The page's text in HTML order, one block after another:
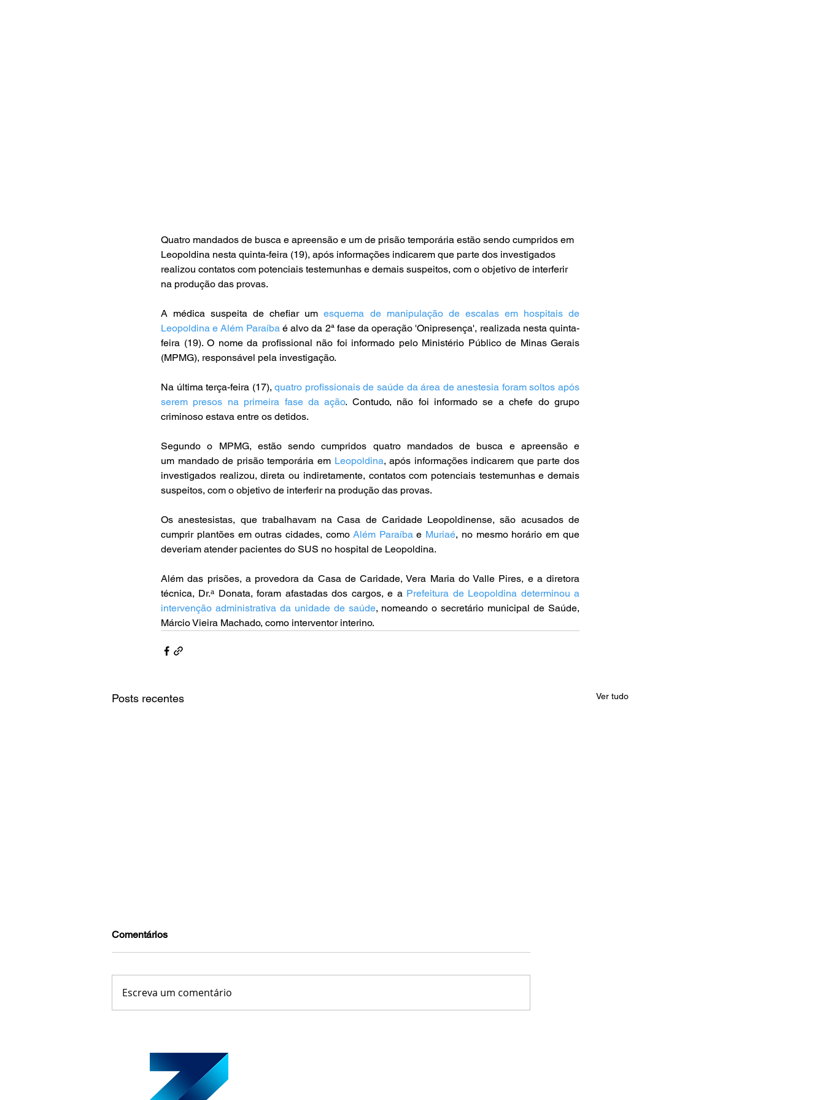
Quatro mandados de busca e apreensão e um de prisão temporária estão sendo cumpridos em
Leopoldina nesta quinta-feira (19), após informações indicarem que parte dos investigados
realizou contatos com potenciais testemunhas e demais suspeitos, com o objetivo de interferir
na produção das provas.
A médica suspeita de chefiar um esquema de manipulação de escalas em hospitais de
Leopoldina e Além Paraíba é alvo da 2ª fase da operação 'Onipresença', realizada nesta quinta-
feira (19). O nome da profissional não foi informado pelo Ministério Público de Minas Gerais
(MPMG), responsável pela investigação.
Na última terça-feira (17), quatro profissionais de saúde da área de anestesia foram soltos após
serem presos na primeira fase da ação. Contudo, não foi informado se a chefe do grupo
criminoso estava entre os detidos.
Segundo o MPMG, estão sendo cumpridos quatro mandados de busca e apreensão e
um mandado de prisão temporária em Leopoldina, após informações indicarem que parte dos
investigados realizou, direta ou indiretamente, contatos com potenciais testemunhas e demais
suspeitos, com o objetivo de interferir na produção das provas.
Os anestesistas, que trabalhavam na Casa de Caridade Leopoldinense, são acusados de
cumprir plantões em outras cidades, como Além Paraíba e Muriaé, no mesmo horário em que
deveriam atender pacientes do SUS no hospital de Leopoldina.
Além das prisões, a provedora da Casa de Caridade, Vera Maria do Valle Pires, e a diretora
técnica, Dr.ᵃ Donata, foram afastadas dos cargos, e a Prefeitura de Leopoldina determinou a
intervenção administrativa da unidade de saúde, nomeando o secretário municipal de Saúde,
Márcio Vieira Machado, como interventor interino.
Posts recentes Ver tudo
Leopoldina regulamenta estacionamento
rotativo e define tarifa de R$ 2 por hora para
carros
Comentários
Escreva um comentário